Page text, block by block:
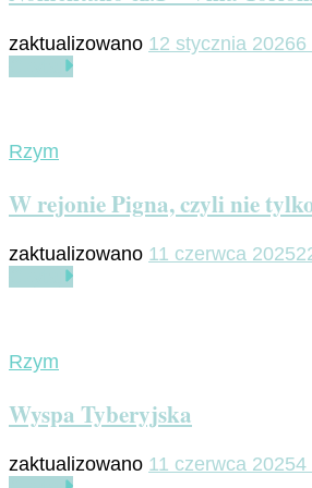
zaktualizowano 12 stycznia 20266
Rzym
W rejonie Pigna, czyli nie
zaktualizowano 11 czerwca 2025
Rzym
Wyspa Tyberyjska
zaktualizowano 11 czerwca 20254